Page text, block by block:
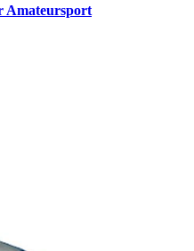
Amateursport